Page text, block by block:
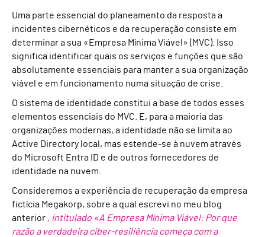
Uma parte essencial do planeamento da resposta a
incidentes cibernéticos e da recuperação consiste em
determinar a sua «Empresa Mínima Viável» (MVC). Isso
significa identificar quais os serviços e funções que são
absolutamente essenciais para manter a sua organização
viável e em funcionamento numa situação de crise.
O sistema de identidade constitui a base de todos esses
elementos essenciais do MVC. E, para a maioria das
organizações modernas, a identidade não se limita ao
Active Directory local, mas estende-se à nuvem através
do Microsoft Entra ID e de outros fornecedores de
identidade na nuvem.
Consideremos a experiência de recuperação da empresa
fictícia Megakorp, sobre a qual escrevi no meu blog
anterior , intitulado «A Empresa Mínima Viável: Por que
razão a verdadeira ciber-resiliência começa com a